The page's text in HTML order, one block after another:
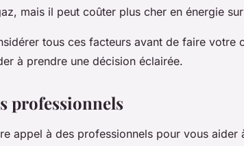
mais il peut coûter plus cher en énergie
tous ces facteurs avant de faire votre
à prendre une décision éclairée.
professionnels
appel à des professionnels pour vous aider